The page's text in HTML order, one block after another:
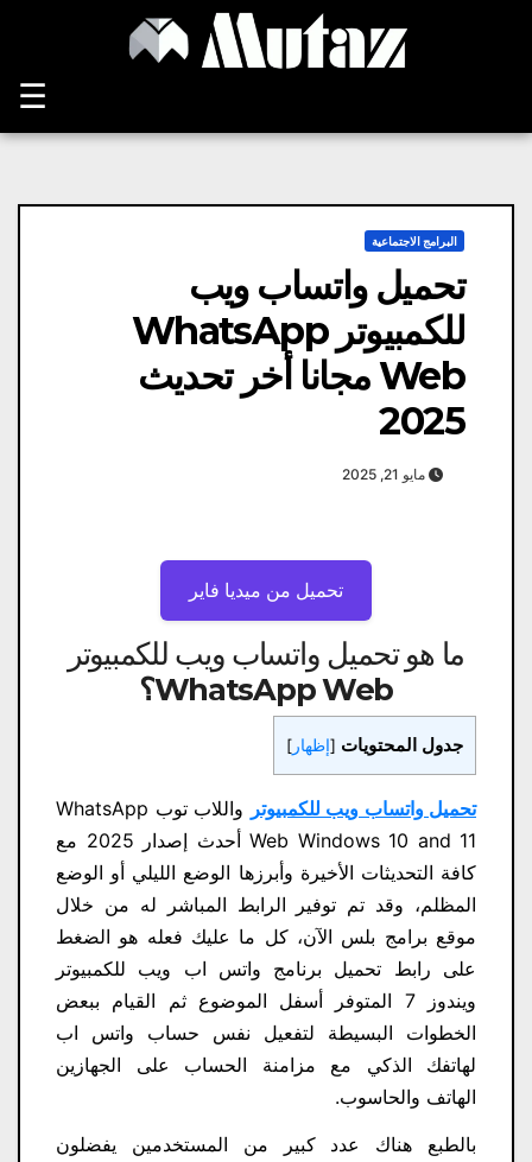
☰
البرامج الاجتماعية
تحميل واتساب ويب
للكمبيوتر WhatsApp
Web مجانا أخر تحديث
2025
مايو 21, 2025
تحميل من ميديا ​​فاير
ما هو تحميل واتساب ويب للكمبيوتر
WhatsApp Web؟
جدول المحتويات [إظهار ]
تحميل واتساب ويب للكمبيوتر
واللاب توب WhatsApp
Web Windows 10 and 11 أحدث إصدار 2025 مع
كافة التحديثات الأخيرة وأبرزها الوضع الليلي أو الوضع
المظلم، وقد تم توفير الرابط المباشر له من خلال
موقع برامج بلس الآن، كل ما عليك فعله هو الضغط
على رابط تحميل برنامج واتس اب ويب للكمبيوتر
ويندوز 7 المتوفر أسفل الموضوع ثم القيام ببعض
الخطوات البسيطة لتفعيل نفس حساب واتس اب
لهاتفك الذكي مع مزامنة الحساب على الجهازين
الهاتف والحاسوب.
بالطبع هناك عدد كبير من المستخدمين يفضلون